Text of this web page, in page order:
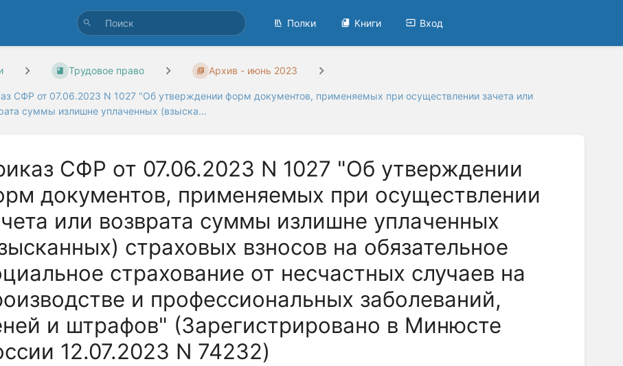
Полки Книги Вход
Трудовое право Архив - июнь 2023
СФР от 07.06.2023 N 1027 "Об утверждении форм документов, применяемых при осуществлении зачета или
суммы излишне уплаченных (взыска...
СФР от 07.06.2023 N 1027 "Об утверждении
документов, применяемых при осуществлении
или возврата суммы излишне уплаченных
страховых взносов на обязательное
страхование от несчастных случаев на
и профессиональных заболеваний,
и штрафов" (Зарегистрировано в Минюсте
12.07.2023 N 74232)